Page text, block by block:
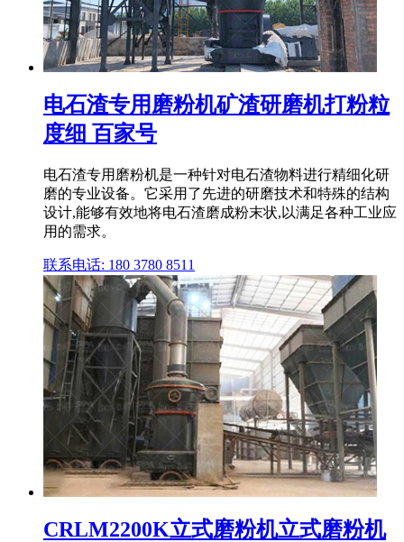
电石渣专用磨粉机矿渣研磨机打粉粒
度细 百家号
电石渣专用磨粉机是一种针对电石渣物料进行精细化研
磨的专业设备。它采用了先进的研磨技术和特殊的结构
设计,能够有效地将电石渣磨成粉末状,以满足各种工业应
用的需求。
联系电话: 180 3780 8511
CRLM2200K立式磨粉机立式磨粉机